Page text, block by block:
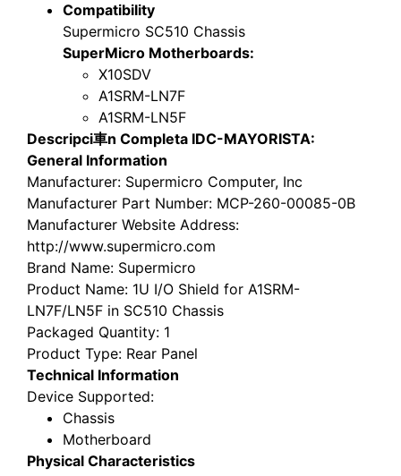
Compatibility
Supermicro SC510 Chassis
SuperMicro Motherboards:
X10SDV
A1SRM-LN7F
A1SRM-LN5F
Descripci車n Completa IDC-MAYORISTA:
General Information
Manufacturer: Supermicro Computer, Inc
Manufacturer Part Number: MCP-260-00085-0B
Manufacturer Website Address:
http://www.supermicro.com
Brand Name: Supermicro
Product Name: 1U I/O Shield for A1SRM-
LN7F/LN5F in SC510 Chassis
Packaged Quantity: 1
Product Type: Rear Panel
Technical Information
Device Supported:
Chassis
Motherboard
Physical Characteristics